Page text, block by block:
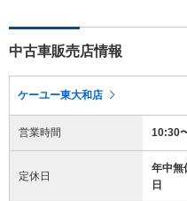
中古車販売店情報
ケーユー東大和店
営業時間 10:30
定休日
年中無
日